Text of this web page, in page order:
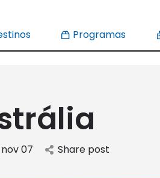
Programas
nov 07 Share post